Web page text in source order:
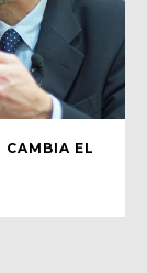
CAMBIA EL